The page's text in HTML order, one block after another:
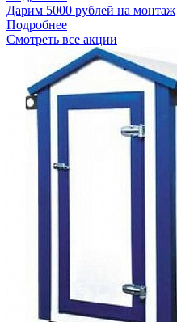
Дарим 5000 рублей на монтаж
Подробнее
Смотреть все акции